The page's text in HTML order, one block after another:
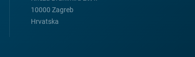
10000 Zagreb
Hrvatska